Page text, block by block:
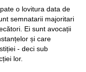
o lovitura data de
semnatarii majoritari
Ei sunt avocații
și care
- deci sub
lor.